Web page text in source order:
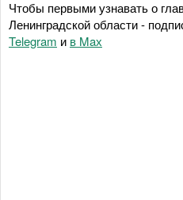
Чтобы первыми узнавать о
Ленинградской области -
Telegram и в Maх